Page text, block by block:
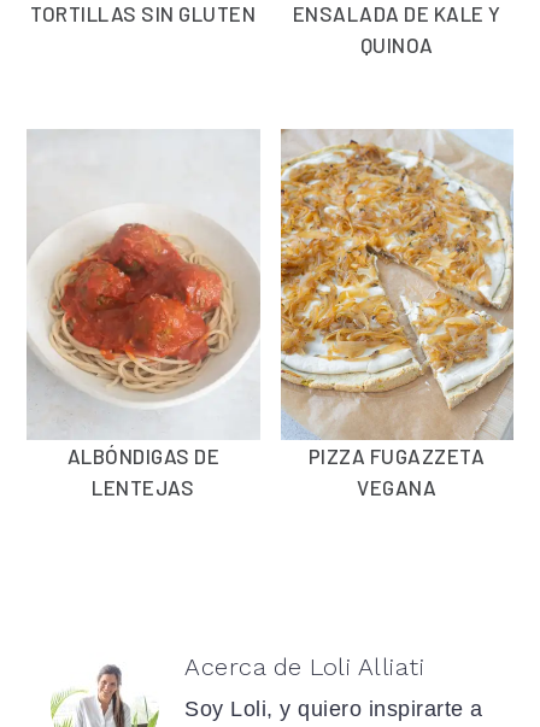
TORTILLAS SIN GLUTEN
ENSALADA DE KALE Y
QUINOA
ALBÓNDIGAS DE
LENTEJAS
PIZZA FUGAZZETA
VEGANA
Acerca de Loli Alliati
Soy Loli, y quiero inspirarte a